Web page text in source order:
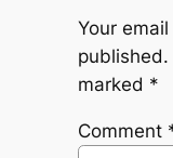
Your
published.
marked *
Comment